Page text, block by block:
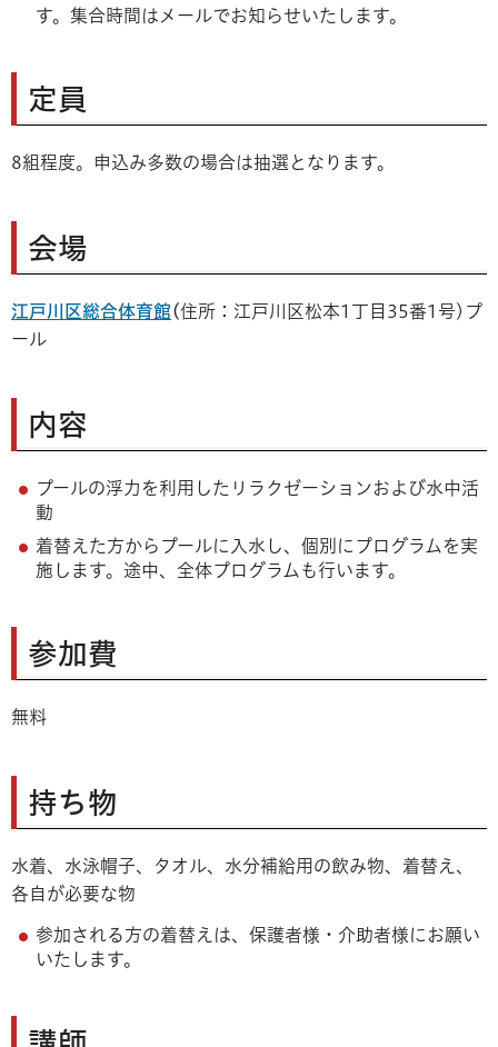
す。集合時間はメールでお知らせいたします。
定員
8組程度。申込み多数の場合は抽選となります。
会場
江戸川区総合体育館(住所：江戸川区松本1丁目35番1号)プ
ール
内容
プールの浮力を利用したリラクゼーションおよび水中活
動
着替えた方からプールに入水し、個別にプログラムを実
施します。途中、全体プログラムも行います。
参加費
無料
持ち物
水着、水泳帽子、タオル、水分補給用の飲み物、着替え、
各自が必要な物
参加される方の着替えは、保護者様・介助者様にお願い
いたします。